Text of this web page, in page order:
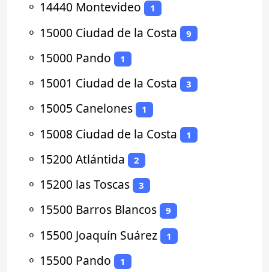
⚬ 14440 Montevideo 1
⚬ 15000 Ciudad de la Costa 9
⚬ 15000 Pando 1
⚬ 15001 Ciudad de la Costa 3
⚬ 15005 Canelones 1
⚬ 15008 Ciudad de la Costa 1
⚬ 15200 Atlántida 2
⚬ 15200 las Toscas 3
⚬ 15500 Barros Blancos 9
⚬ 15500 Joaquín Suárez 1
⚬ 15500 Pando 1